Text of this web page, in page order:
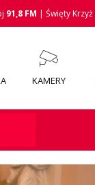
91,8 FM | Święty Krzyż
KAMERY